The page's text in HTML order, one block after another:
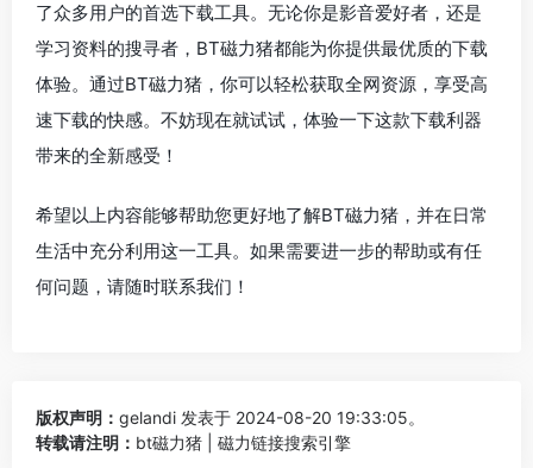
了众多用户的首选下载工具。无论你是影音爱好者，还是
学习资料的搜寻者，BT磁力猪都能为你提供最优质的下载
体验。通过BT磁力猪，你可以轻松获取全网资源，享受高
速下载的快感。不妨现在就试试，体验一下这款下载利器
带来的全新感受！
希望以上内容能够帮助您更好地了解BT磁力猪，并在日常
生活中充分利用这一工具。如果需要进一步的帮助或有任
何问题，请随时联系我们！
版权声明： gelandi 发表于 2024-08-20 19:33:05。
转载请注明： bt磁力猪 | 磁力链接搜索引擎